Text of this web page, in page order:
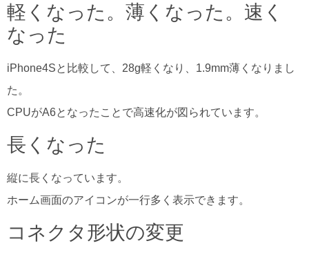
軽くなった。薄くなった。速く
なった
iPhone4Sと比較して、28g軽くなり、1.9mm薄くなりまし
た。
CPUがA6となったことで高速化が図られています。
長くなった
縦に長くなっています。
ホーム画面のアイコンが一行多く表示できます。
コネクタ形状の変更